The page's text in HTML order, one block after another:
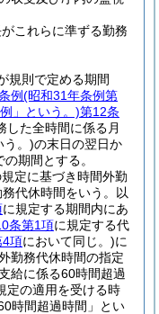
これらに準ずる勤務
規則で定める期間
例(昭和31年条例第
」という。)第12条
した全時間に係る月
う。)の末日の翌日か
期間とする。
定に基づき時間外勤
代休時間をいう。以
に規定する期間内にあ
条第1項に規定する代
4項において同じ。)に
勤務代休時間の指定
給に係る60時間超過
定の適用を受ける時
時間超過時間」とい